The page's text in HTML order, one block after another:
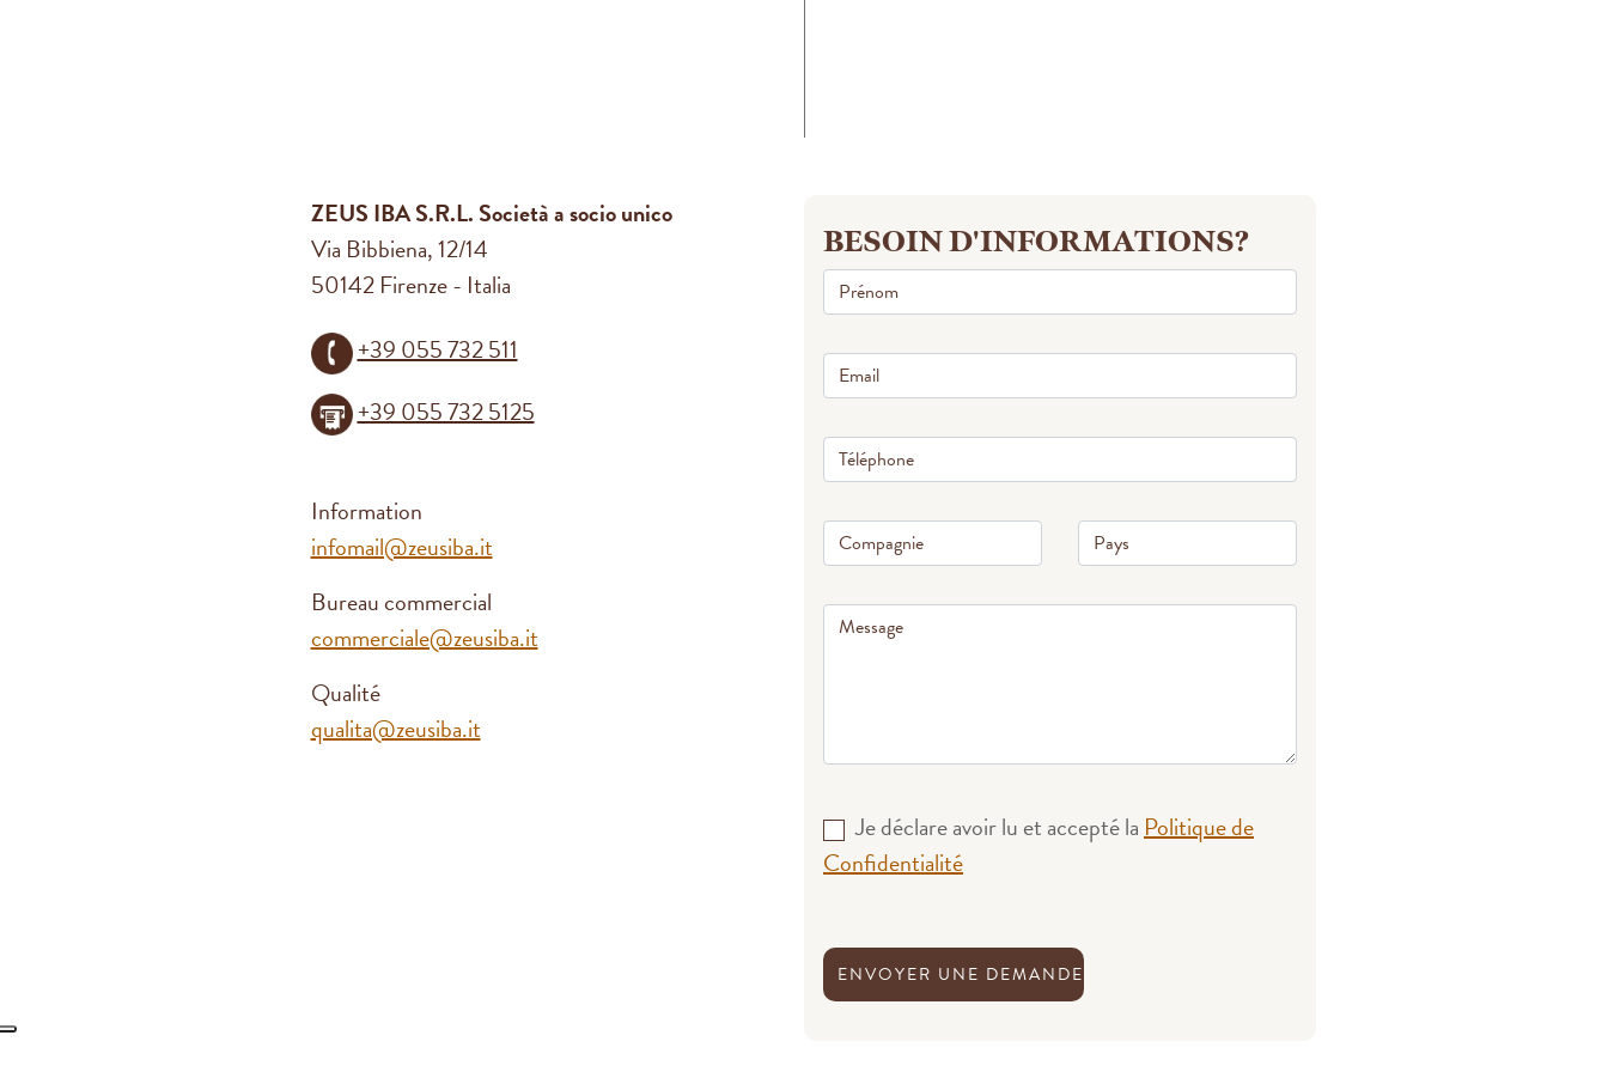
ZEUS IBA S.R.L. Società a socio unico
Via Bibbiena, 12/14
50142 Firenze - Italia
+39 055 732 511
+39 055 732 5125
Information
infomail@zeusiba.it
Bureau commercial
commerciale@zeusiba.it
Qualité
qualita@zeusiba.it
BESOIN D'INFORMATIONS?
Je déclare avoir lu et accepté laPolitique de
Confidentialité